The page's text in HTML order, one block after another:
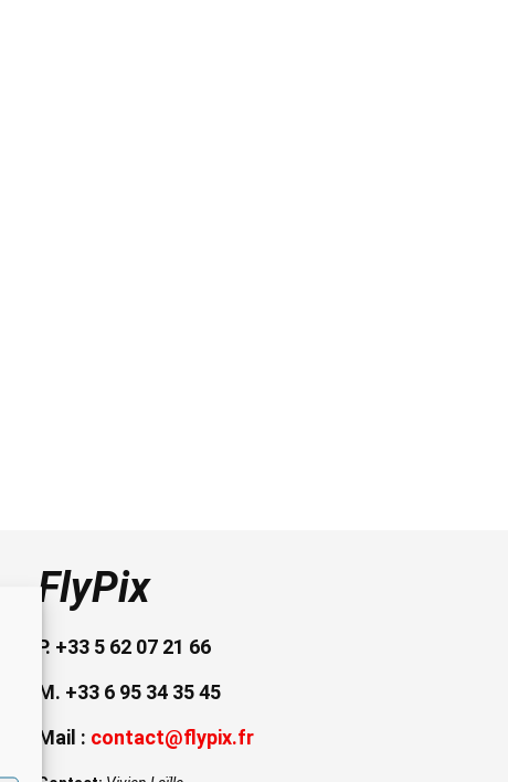
FlyPix
P. +33 5 62 07 21 66
M. +33 6 95 34 35 45
Mail : contact@flypix.fr